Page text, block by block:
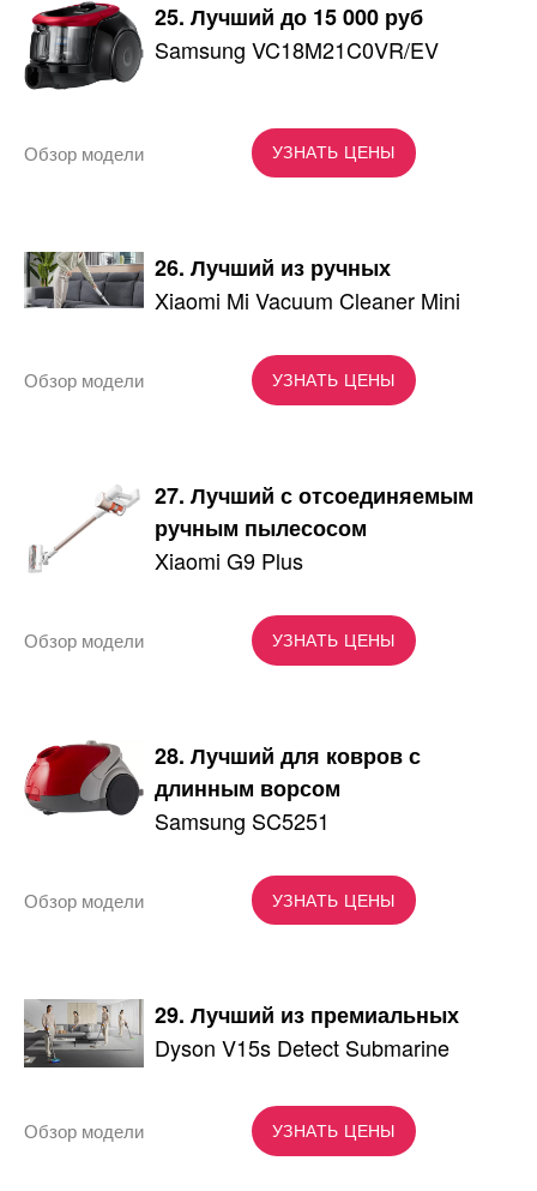
25. Лучший до 15 000 руб
Samsung VC18M21C0VR/EV
УЗНАТЬ ЦЕНЫ
Обзор модели
26. Лучший из ручных
Xiaomi Mi Vacuum Cleaner Mini
УЗНАТЬ ЦЕНЫ
Обзор модели
27. Лучший с отсоединяемым
ручным пылесосом
Xiaomi G9 Plus
УЗНАТЬ ЦЕНЫ
Обзор модели
28. Лучший для ковров с
длинным ворсом
Samsung SC5251
УЗНАТЬ ЦЕНЫ
Обзор модели
29. Лучший из премиальных
Dyson V15s Detect Submarine
УЗНАТЬ ЦЕНЫ
Обзор модели